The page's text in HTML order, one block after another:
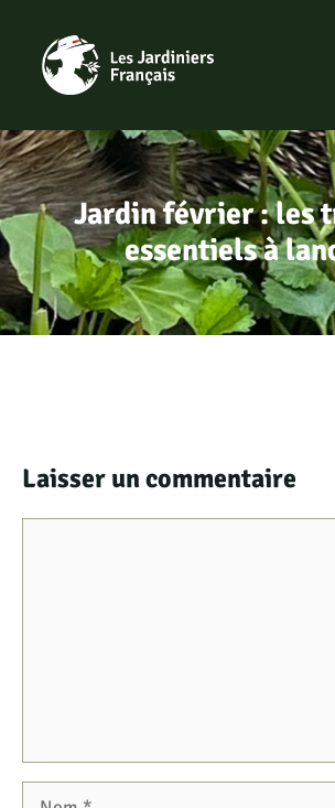
contenu
Jardin février : les
essentiels à
Laisser un commentaire